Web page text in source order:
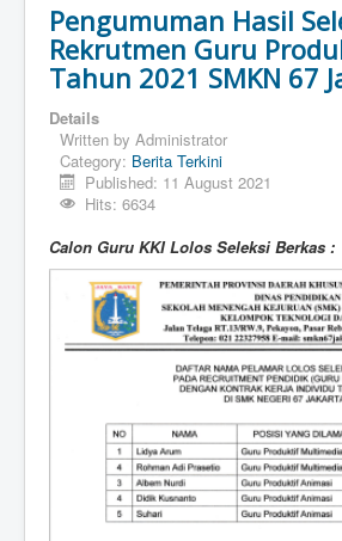
Pengumuman Hasil
Rekrutmen Guru
Tahun 2021 SMKN 67
Details
Written by Administrator
Category: Berita Terkini
Published: 11 August 2021
Hits: 6634
Calon Guru KKI Lolos Seleksi Berkas :